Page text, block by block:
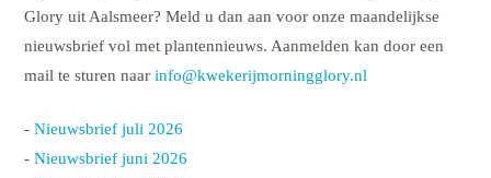
Glory uit Aalsmeer? Meld u dan aan voor onze maandelijkse
nieuwsbrief vol met plantennieuws. Aanmelden kan door een
mail te sturen naarinfo@kwekerijmorningglory.nl
-Nieuwsbrief juli 2026
-Nieuwsbrief juni 2026